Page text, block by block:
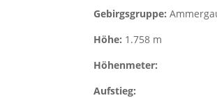
Gebirgsgruppe:
Höhe: 1.758 m
Höhenmeter:
Aufstieg: